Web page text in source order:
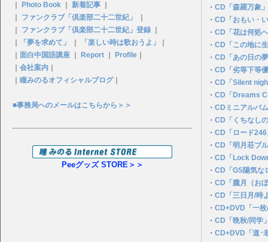
Photo Book 新着記事
ファンクラブ「倶楽部二十二世紀」
ファンクラブ「倶楽部二十二世紀」登録
「夢を求めて」 「楽しい時は歌おうよ」
面白中国語講座 Report Profile
会社案内
瞳みのるオフィシャルブログ｜
■事務局へのメールはこちらから＞＞
Peeグッズ STORE＞＞
・ CD「森羅万象
・ CD「おもい・
・ CD「花は何処
・ CD「この地に
・ CD「あの日の
・ CD「劣等下等
・ CD「Silent
・ CD「Dreams
・ CDミニアルバ
・ CD「くちなし
・ CD「ロード246
・ CD「明月荘ブ
・ CD「Lock
・ CD「GS陽気な
・ CD「朧月（お
・ CD「三日月/時
・ CD+DVD「一
・ CD「晩秋/同学
・ CD+DVD「道･